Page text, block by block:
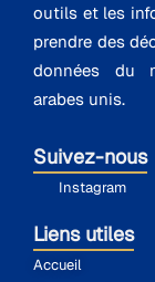
outils et les
prendre des
données du
arabes unis.
Suivez-nous
Instagram
Liens utiles
Accueil